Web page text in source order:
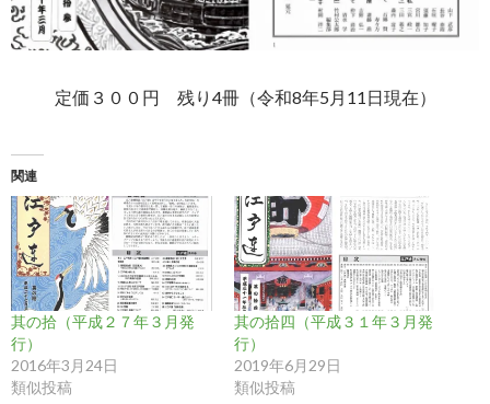
定価３００円 残り4冊（令和8年5月11日現在）
関連
其の拾（平成２７年３月発
行）
2016年3月24日
類似投稿
其の拾四（平成３１年３月発
行）
2019年6月29日
類似投稿